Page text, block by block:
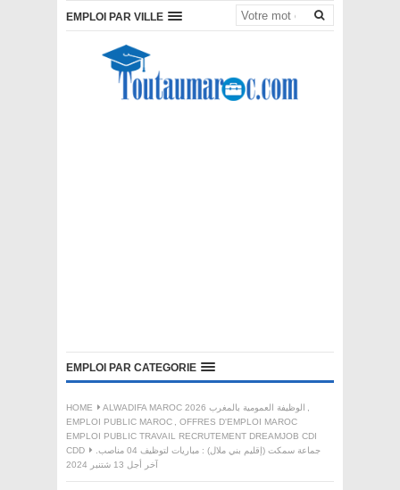
EMPLOI PAR VILLE
EMPLOI PAR CATEGORIE
HOME ALWADIFA MAROC 2026 الوظيفة العمومية بالمغرب
,
EMPLOI PUBLIC MAROC , OFFRES D'EMPLOI MAROC
EMPLOI PUBLIC TRAVAIL RECRUTEMENT DREAMJOB CDI
CDD
جماعة سمكت (إقليم بني ملال) : مباريات لتوظيف 04 مناصب.
آخر أجل 13 شتنبر 2024